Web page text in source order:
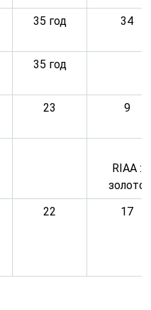
35 год 34
35 год
23 9
RIAA :
золото
22 17